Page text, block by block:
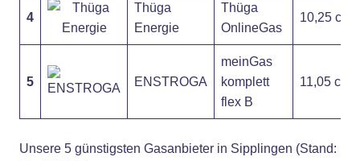
4
Thüga
Energie
Thüga
OnlineGas
10,25 ct
5 ENSTROGA
meinGas
komplett
flex B
11,05 ct
Unsere 5 günstigsten Gasanbieter in Sipplingen (Stand: